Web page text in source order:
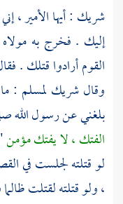
شريك : أيها الأمير
إليك . فخرج به
القوم أرادوا قتلك .
وقالشريكلمسلم :
بلغني عن رسول الله
الفتك ، لا يفتك مؤمن
لو قتلته لجلست في
، ولو قتلته لقتلت